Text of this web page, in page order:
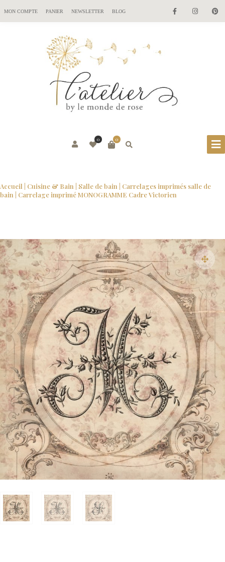
MON COMPTE PANIER NEWSLETTER BLOG
0
0
Accueil Cuisine & Bain Salle de bain
Carrelages imprimés salle de
bain | Carrelage imprimé MONOGRAMME Cadre Victorien